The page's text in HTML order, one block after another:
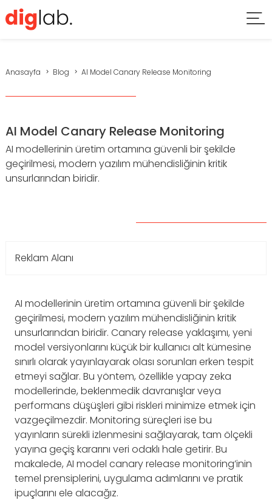
Anasayfa Blog AI Model Canary Release Monitoring
AI Model Canary Release Monitoring
AI modellerinin üretim ortamına güvenli bir şekilde
geçirilmesi, modern yazılım mühendisliğinin kritik
unsurlarından biridir.
Reklam Alanı
AI modellerinin üretim ortamına güvenli bir şekilde
geçirilmesi, modern yazılım mühendisliğinin kritik
unsurlarından biridir. Canary release yaklaşımı, yeni
model versiyonlarını küçük bir kullanıcı alt kümesine
sınırlı olarak yayınlayarak olası sorunları erken tespit
etmeyi sağlar. Bu yöntem, özellikle yapay zeka
modellerinde, beklenmedik davranışlar veya
performans düşüşleri gibi riskleri minimize etmek için
vazgeçilmezdir. Monitoring süreçleri ise bu
yayınların sürekli izlenmesini sağlayarak, tam ölçekli
yayına geçiş kararını veri odaklı hale getirir. Bu
makalede, AI model canary release monitoring’inin
temel prensiplerini, uygulama adımlarını ve pratik
ipuçlarını ele alacağız.